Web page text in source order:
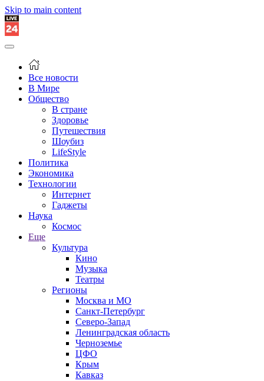
Skip to main content
Все новости
В Мире
Общество
В стране
Здоровье
Путешествия
Шоубиз
LifeStyle
Политика
Экономика
Технологии
Интернет
Гаджеты
Наука
Космос
Еще
Культура
Кино
Музыка
Театры
Регионы
Москва и МО
Санкт-Петербург
Северо-Запад
Ленинградская область
Черноземье
ЦФО
Крым
Кавказ